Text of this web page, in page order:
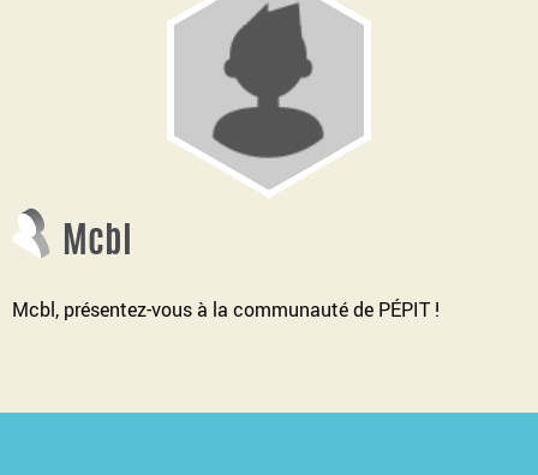
Mcbl
Mcbl, présentez-vous à la communauté de PÉPIT !